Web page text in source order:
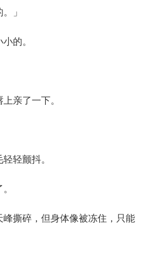
」
的。
亲了一下。
轻颤抖。
撕碎，但身体像被冻住，只能